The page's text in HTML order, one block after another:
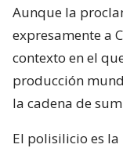
Aunque la
expresamente a
contexto en el
producción
la cadena de
El polisilicio es la